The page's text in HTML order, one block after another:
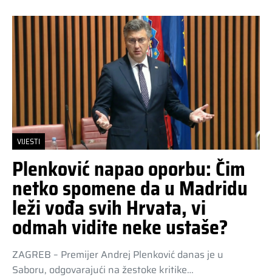
VIJESTI
Plenković napao oporbu: Čim
netko spomene da u Madridu
leži vođa svih Hrvata, vi
odmah vidite neke ustaše?
ZAGREB – Premijer Andrej Plenković danas je u
Saboru, odgovarajući na žestoke kritike…